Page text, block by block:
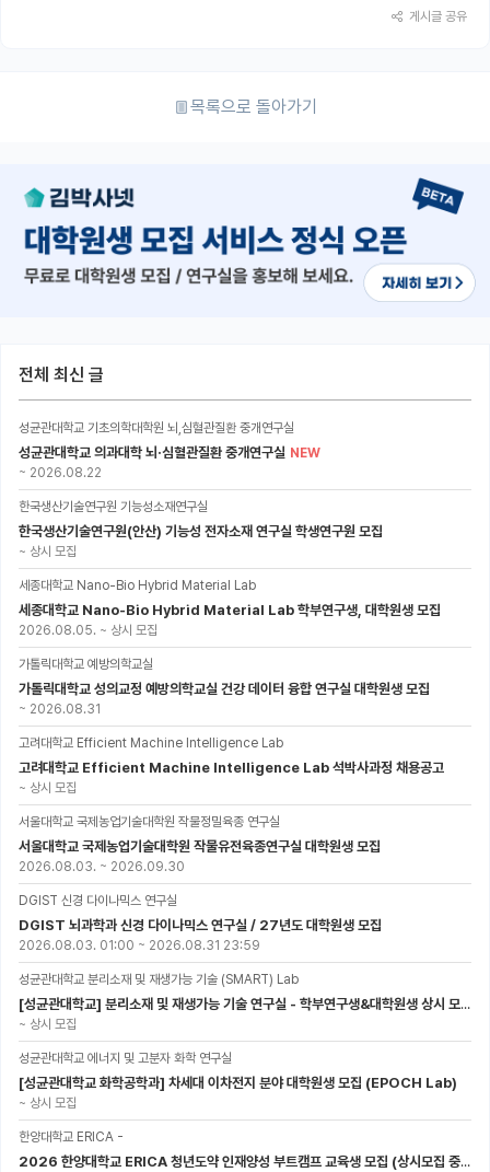
게시글 공유
목록으로 돌아가기
전체 최신 글
성균관대학교 기초의학대학원 뇌,심혈관질환 중개연구실
성균관대학교 의과대학 뇌·심혈관질환 중개연구실 NEW
~ 2026.08.22
한국생산기술연구원 기능성소재연구실
한국생산기술연구원(안산) 기능성 전자소재 연구실 학생연구원 모집
~ 상시 모집
세종대학교 Nano-Bio Hybrid Material Lab
세종대학교 Nano-Bio Hybrid Material Lab 학부연구생, 대학원생 모집
2026.08.05. ~ 상시 모집
가톨릭대학교 예방의학교실
가톨릭대학교 성의교정 예방의학교실 건강 데이터 융합 연구실 대학원생 모집
~ 2026.08.31
고려대학교 Efficient Machine Intelligence Lab
고려대학교 Efficient Machine Intelligence Lab 석박사과정 채용공고
~ 상시 모집
서울대학교 국제농업기술대학원 작물정밀육종 연구실
서울대학교 국제농업기술대학원 작물유전육종연구실 대학원생 모집
2026.08.03. ~ 2026.09.30
DGIST 신경 다이나믹스 연구실
DGIST 뇌과학과 신경 다이나믹스 연구실 / 27년도 대학원생 모집
2026.08.03. 01:00 ~ 2026.08.31 23:59
성균관대학교 분리소재 및 재생가능 기술 (SMART) Lab
[성균관대학교] 분리소재 및 재생가능 기술 연구실 - 학부연구생&대학원생 상시 모집 (미래에너지공학과)
~ 상시 모집
성균관대학교 에너지 및 고분자 화학 연구실
[성균관대학교 화학공학과] 차세대 이차전지 분야 대학원생 모집 (EPOCH Lab)
~ 상시 모집
한양대학교 ERICA -
2026 한양대학교 ERICA 청년도약 인재양성 부트캠프 교육생 모집 (상시모집 중, 1차 마감 : ~8.30)